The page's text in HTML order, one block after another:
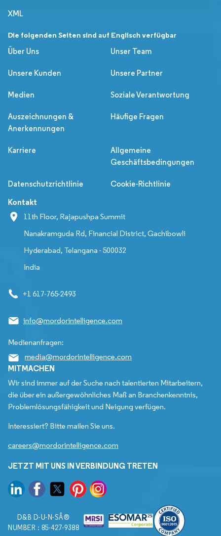
XML
Die folgenden Seiten sind auf Englisch verfügbar
Über Uns
Unser Team
Unsere Kunden Unsere Partner
Medien Soziale Verantwortung
Auszeichnungen &
Anerkennungen
Häufige Fragen
Karriere
Allgemeine
Geschäftsbedingungen
Datenschutzrichtlinie Cookie-Richtlinie
Kontakt
11th Floor, Rajapushpa Summit
Nanakramguda Rd, Financial District, Gachibowli
Hyderabad, Telangana - 500032
India
+1 617-765-2493
info@mordorintelligence.com
Medienanfragen:
media@mordorintelligence.com
MITMACHEN
Wir sind immer auf der Suche nach talentierten Mitarbeitern,
die über ein außergewöhnliches Maß an Branchenkenntnis,
Problemlösungsfähigkeit und Neigung verfügen.
Interessiert? Bitte mailen Sie uns.
careers@mordorintelligence.com
JETZT MIT UNS IN VERBINDUNG TRETEN
D&B D-U-N-SÂ®
NUMBER : 85-427-9388